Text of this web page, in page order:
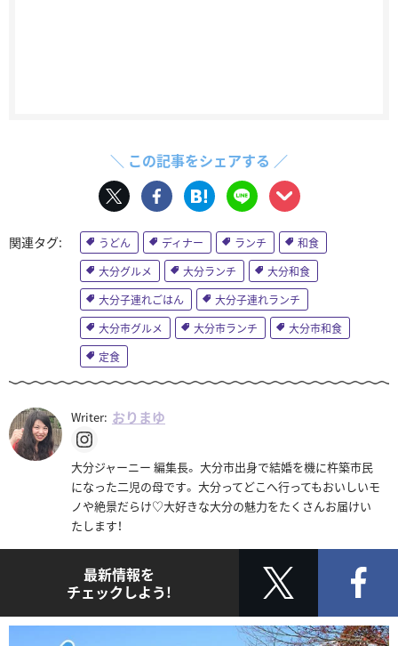
＼ この記事をシェアする ／
うどん ディナー ランチ
和食
大分グルメ
大分ランチ
大分和食
大分子連れごはん
大分子連れランチ
大分市グルメ
大分市ランチ
大分市和食
定食
Writer: おりまゆ
大分ジャーニー 編集長。 大分市出身で結婚を機に杵築市民
になった二児の母です。 大分ってどこへ行ってもおいしいモ
ノや絶景だらけ♡大好きな大分の魅力をたくさんお届けい
たします！
最新情報を
チェックしよう!